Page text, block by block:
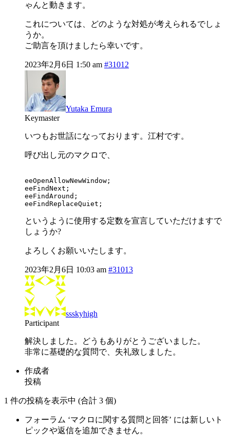
ゃんと動きます。
これについては、どのような対処が考えられるでしょ
うか。
ご助言を頂けましたら幸いです。
2023年2月6日 1:50 am #31012
Yutaka Emura
Keymaster
いつもお世話になっております。江村です。
呼び出し元のマクロで、
eeOpenAllowNewWindow;
eeFindNext;
eeFindAround;
というように使用する定数を宣言していただけますで
しょうか?
よろしくお願いいたします。
2023年2月6日 10:03 am #31013
ssskyhigh
Participant
解決しました。どうもありがとうございました。
非常に基礎的な質問で、失礼致しました。
作成者
投稿
1 件の投稿を表示中 (合計 3 個)
フォーラム ‘マクロに関する質問と回答’ には新しいト
ピックや返信を追加できません。